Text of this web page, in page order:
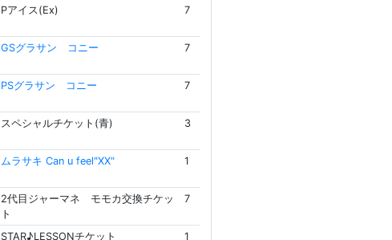
Pアイス(Ex) 7
GSグラサン コニー 7
PSグラサン コニー 7
スペシャルチケット(青) 3
ムラサキ Can u feel"XX" 1
2代目ジャーマネ モモカ交換チケッ
ト
7
STAR♪LESSONチケット 1